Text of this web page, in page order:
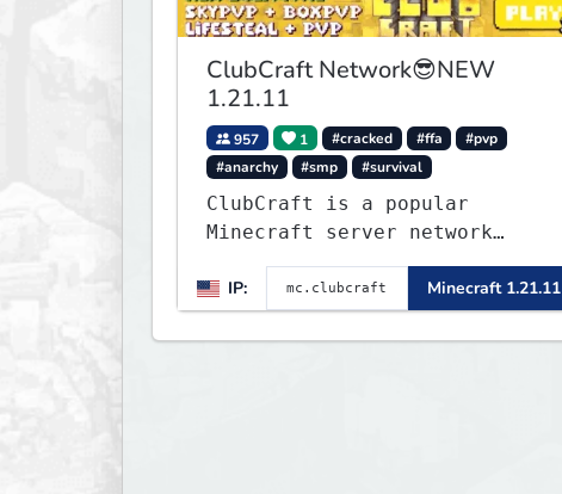
ClubCraft Network😎NEW
1.21.11
957 1 #cracked #ffa
#pvp
#anarchy
#smp #survival
ClubCraft is a popular
Minecraft server network
offering a variety of game
modes, including Survival,
Lifesteal, FFA BoxPVP,
SkyBlock, KitPVP and many
IP: Minecraft 1.21.11